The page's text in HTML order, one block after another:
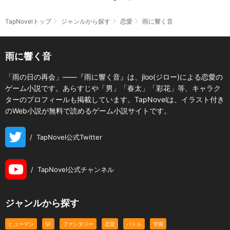
TapNovelトップ ジャンルから探す 恋愛 雨に響く音
雨に響く音
「雨の日の再会」――『雨に響く音』は、jloo(ジロー)による恋愛の
ゲーム小説です。あらすじや「男」「春太」「彩花」等、キャラク
ターのプロフィールも掲載しています。TapNovelは、イラスト付き
のWeb小説が無料で読めるゲーム小説サイトです。
/ TapNovel公式Twitter
/ TapNovel公式チャンネル
ジャンルから探す
ヒューマン SF ファンタジー 恋愛 バトル 学園